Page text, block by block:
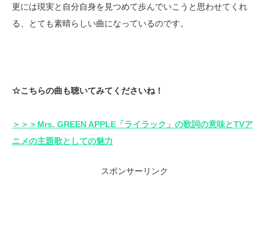
更には現実と自分自身を見つめて歩んでいこうと思わせてくれ
る、とても素晴らしい曲になっているのです。
☆こちらの曲も聴いてみてくださいね！
＞＞＞Mrs. GREEN APPLE「ライラック」の歌詞の意味とTVア
ニメの主題歌としての魅力
スポンサーリンク